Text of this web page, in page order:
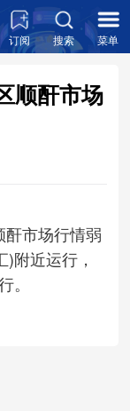
订阅 搜索 菜单
顺酐市场
市场行情弱
附近运行，
。